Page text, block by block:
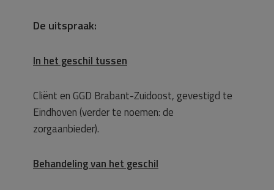
De uitspraak:
In het geschil tussen
Cliënt en GGD Brabant-Zuidoost, gevestigd te
Eindhoven (verder te noemen: de
zorgaanbieder).
Behandeling van het geschil